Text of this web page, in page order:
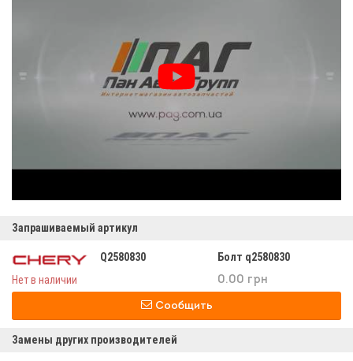
Запрашиваемый артикул
Q2580830
Болт q2580830
Нет в наличии
0.00 грн
Сообщить
Замены других производителей